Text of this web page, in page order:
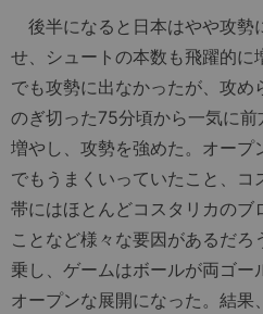
後半になると日本はやや攻勢
せ、シュートの本数も飛躍的に
でも攻勢に出なかったが、攻
のぎ切った75分頃から一気に
増やし、攻勢を強めた。オープ
でもうまくいっていたこと、コ
帯にはほとんどコスタリカのブ
ことなど様々な要因があるだろ
乗し、ゲームはボールが両ゴー
オープンな展開になった。結果